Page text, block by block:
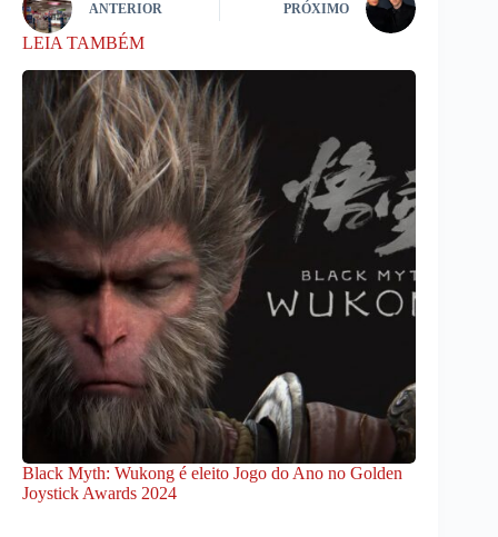
ANTERIOR PRÓXIMO
LEIA TAMBÉM
Black Myth: Wukong é eleito Jogo do Ano no Golden
Joystick Awards 2024